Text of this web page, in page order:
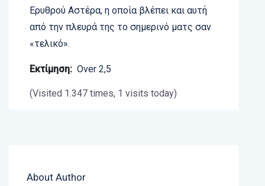
Ερυθρού Αστέρα, η οποία βλέπει και αυτή
από την πλευρά της το σημερινό ματς σαν
«τελικό».
Εκτίμηση: Over 2,5
(Visited 1.347 times, 1 visits today)
About Author